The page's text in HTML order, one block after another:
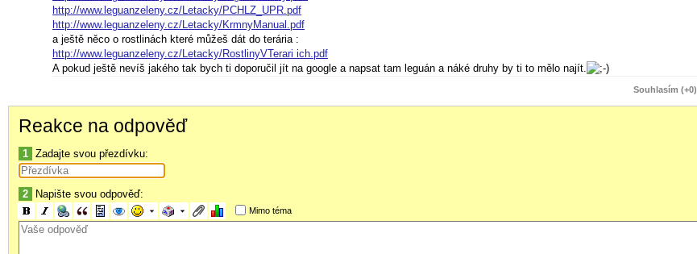
http://www.leguanzeleny.cz/Letacky/PCHLZ_UPR.pdf
http://www.leguanzeleny.cz/Letacky/KrmnyManual.pdf
a ještě něco o rostlinách které můžeš dát do terária :
http://www.leguanzeleny.cz/Letacky/RostlinyVTerari ich.pdf
A pokud ještě nevíš jakého tak bych ti doporučil jít na google a napsat tam leguán a náké druhy by ti to mělo najít.
Souhlasím (+0)
Reakce na odpověď
1 Zadajte svou přezdívku:
2 Napište svou odpověď:
Mimo téma